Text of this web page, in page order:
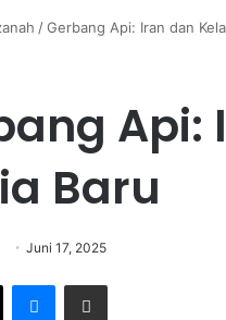
/Gerbang Api: Iran dan
Api:
Baru
Juni 17, 2025
X Messenger
Share via Email